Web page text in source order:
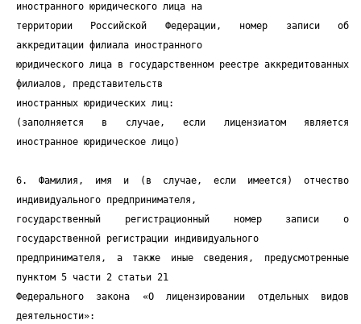
иностранного юридического лица на
территории Российской Федерации, номер записи об
аккредитации филиала иностранного
юридического лица в государственном реестре аккредитованных
филиалов, представительств
иностранных юридических лиц:
(заполняется в случае, если лицензиатом является
иностранное юридическое лицо)
6. Фамилия, имя и (в случае, если имеется) отчество
индивидуального предпринимателя,
государственный регистрационный номер записи о
государственной регистрации индивидуального
предпринимателя, а также иные сведения, предусмотренные
пунктом 5 части 2 статьи 21
Федерального закона «О лицензировании отдельных видов
деятельности»: